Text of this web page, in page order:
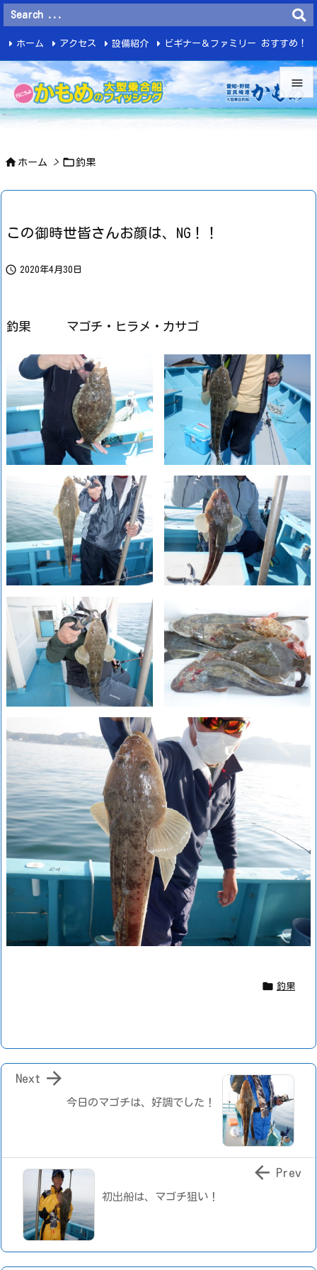


ホーム アクセス 設備紹介 ビギナー＆ファミリー おすすめ！
釣 果
 ホーム > 釣果
この御時世皆さんお顔は、NG！！
 2020年4月30日
釣果 マゴチ・ヒラメ・カサゴ
 釣果
今日のマゴチは、好調でした！

Next
初出船は、マゴチ狙い！
 Prev